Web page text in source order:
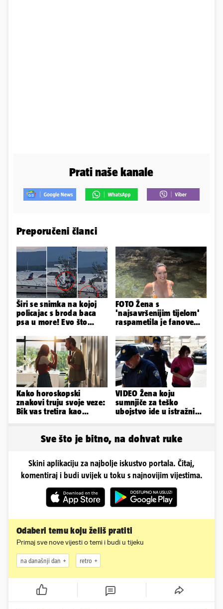
Prati naše kanale
Preporučeni članci
Širi se snimka na kojoj
policajac s broda baca
psa u more! Evo što
pustili'
FOTO Žena s
'najsavršenijim tijelom'
raspametila je fanove
plićaka
Kako horoskopski
znakovi truju svoje veze:
Bik vas tretira kao
VIDEO Žena koju
sumnjiče za teško
ubojstvo ide u istražni
Sve što je bitno, na dohvat ruke
Skini aplikaciju za najbolje iskustvo portala. Čitaj,
komentiraj i budi uvijek u toku s najnovijim vijestima.
Odaberi temu koju želiš pratiti
Primaj sve nove vijesti o temi i budi u tijeku
na današnji dan retro